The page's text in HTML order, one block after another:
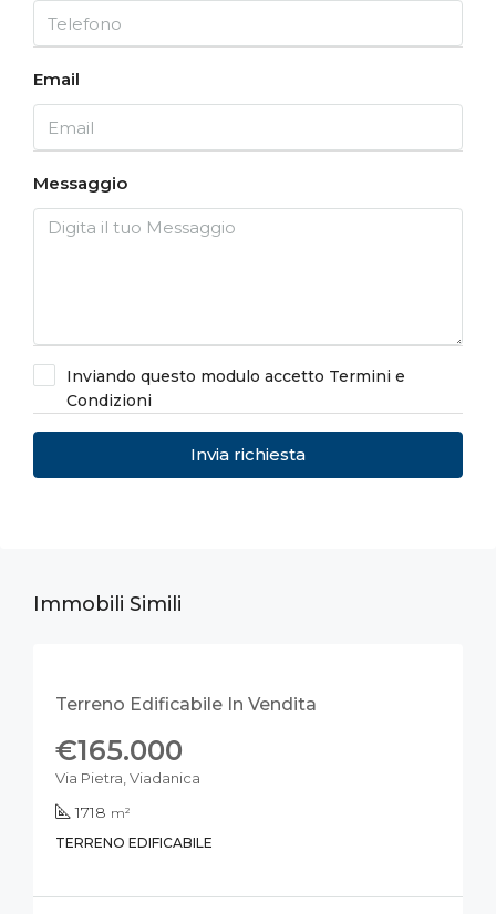
Email
Messaggio
Inviando questo modulo accetto Termini e
Condizioni
Invia richiesta
Immobili Simili
Terreno Edificabile In Vendita
€165.000
Via Pietra, Viadanica
1718 m²
TERRENO EDIFICABILE